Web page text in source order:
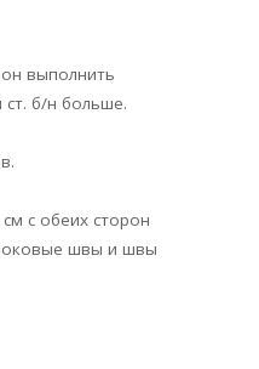
выполнить
ст. б/н больше.
с обеих сторон
швы и швы